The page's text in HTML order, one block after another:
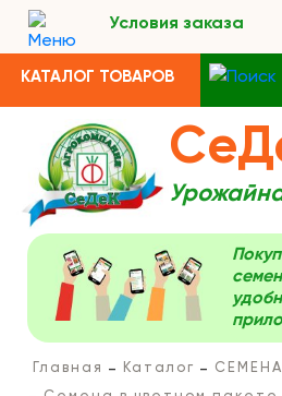
Условия заказа
КАТАЛОГ ТОВАРОВ
Главная Каталог
СЕМЕНА